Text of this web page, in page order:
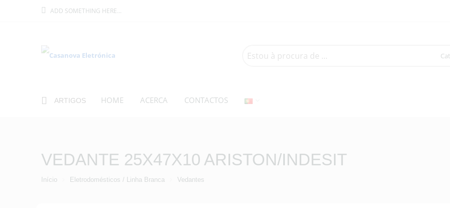
ADD SOMETHING HERE...
here
ARTIGOS HOME ACERCA CONTACTOS
VEDANTE 25X47X10 ARISTON/INDESIT
Início Eletrodomésticos / Linha Branca Vedantes